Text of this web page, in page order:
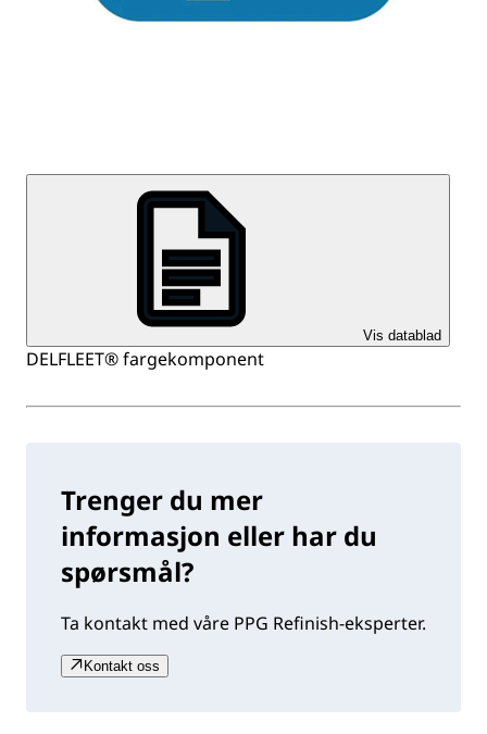
Vis datablad
DELFLEET® fargekomponent
Trenger du mer
informasjon eller har du
spørsmål?
Ta kontakt med våre PPG Refinish-eksperter.
Kontakt oss